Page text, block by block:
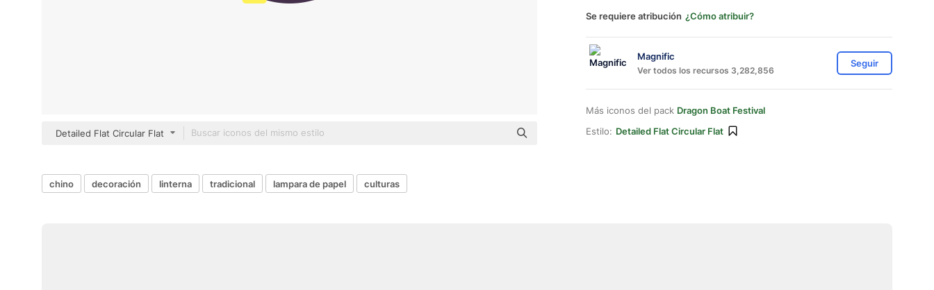
Detailed Flat Circular Flat
Se requiere atribución ¿Cómo atribuir?
Magnific
Ver todos los recursos 3,282,856
Seguir
Más iconos del pack Dragon Boat Festival
Estilo: Detailed Flat Circular Flat
chino decoración linterna tradicional lampara de papel culturas